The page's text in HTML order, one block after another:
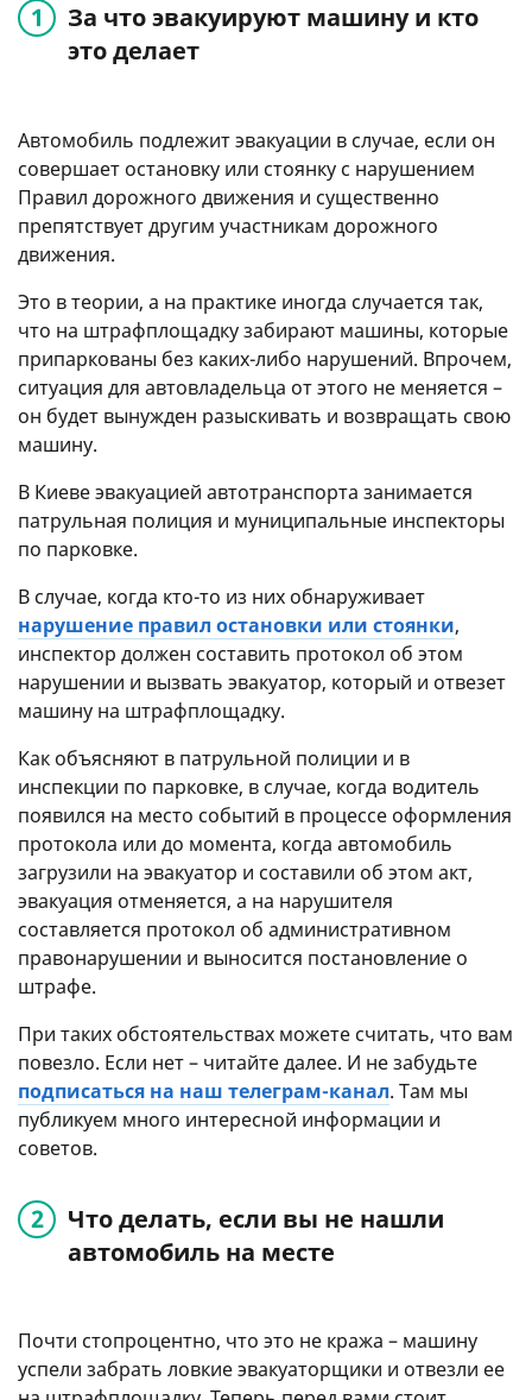
За что эвакуируют машину и кто
это делает
Автомобиль подлежит эвакуации в случае, если он
совершает остановку или стоянку с нарушением
Правил дорожного движения и существенно
препятствует другим участникам дорожного
движения.
Это в теории, а на практике иногда случается так,
что на штрафплощадку забирают машины, которые
припаркованы без каких-либо нарушений. Впрочем,
ситуация для автовладельца от этого не меняется –
он будет вынужден разыскивать и возвращать свою
машину.
В Киеве эвакуацией автотранспорта занимается
патрульная полиция и муниципальные инспекторы
по парковке.
В случае, когда кто-то из них обнаруживает
нарушение правил остановки или стоянки,
инспектор должен составить протокол об этом
нарушении и вызвать эвакуатор, который и отвезет
машину на штрафплощадку.
Как объясняют в патрульной полиции и в
инспекции по парковке, в случае, когда водитель
появился на место событий в процессе оформления
протокола или до момента, когда автомобиль
загрузили на эвакуатор и составили об этом акт,
эвакуация отменяется, а на нарушителя
составляется протокол об административном
правонарушении и выносится постановление о
штрафе.
При таких обстоятельствах можете считать, что вам
повезло. Если нет – читайте далее. И не забудьте
подписаться на наш телеграм-канал. Там мы
публикуем много интересной информации и
советов.
Что делать, если вы не нашли
автомобиль на месте
Почти стопроцентно, что это не кража – машину
успели забрать ловкие эвакуаторщики и отвезли ее